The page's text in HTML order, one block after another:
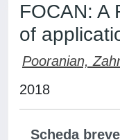
FOCAN: A
of
Pooranian,
2018
Scheda breve